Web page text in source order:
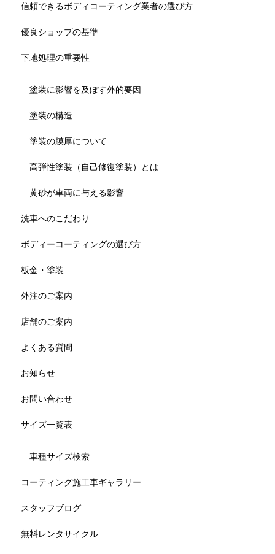
信頼できるボディコーティング業者の選び方
優良ショップの基準
下地処理の重要性
塗装に影響を及ぼす外的要因
塗装の構造
塗装の膜厚について
高弾性塗装（自己修復塗装）とは
黄砂が車両に与える影響
洗車へのこだわり
ボディーコーティングの選び方
板金・塗装
外注のご案内
店舗のご案内
よくある質問
お知らせ
お問い合わせ
サイズ一覧表
車種サイズ検索
コーティング施工車ギャラリー
スタッフブログ
無料レンタサイクル